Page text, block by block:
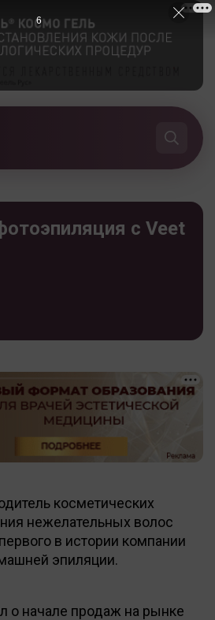
с Veet
косметических
нежелательных волос
в истории компании
эпиляции.
о начале продаж на рынке
5